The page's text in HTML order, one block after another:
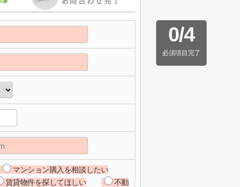
0/4
必須項目完了
マンション購入を相談したい
賃貸物件を探してほしい
不動